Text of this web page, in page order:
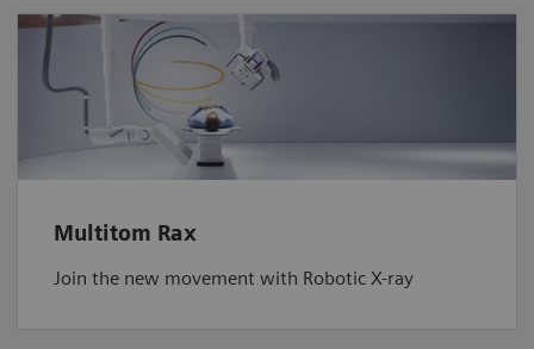
Multitom Rax
Join the new movement with Robotic X-ray